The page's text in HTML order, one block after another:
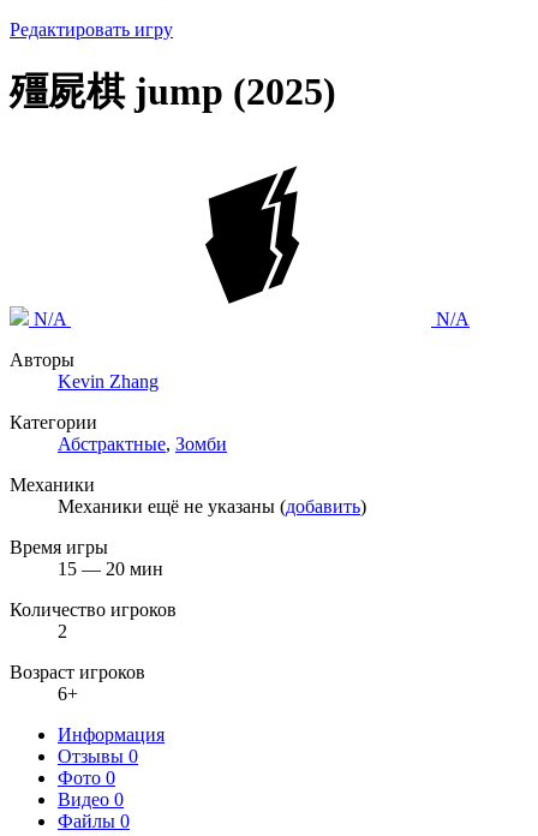
Редактировать игру
殭屍棋 jump (2025)
N/A
N/A
Авторы
Kevin Zhang
Категории
Абстрактные, Зомби
Механики
Механики ещё не указаны (добавить)
Время игры
15 — 20 мин
Количество игроков
2
Возраст игроков
6+
Информация
Отзывы 0
Фото 0
Видео 0
Файлы 0